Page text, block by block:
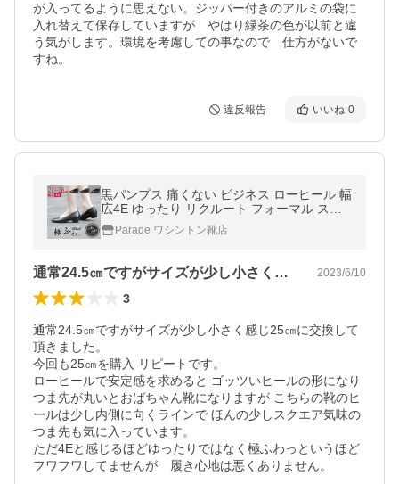
が入ってるように思えない。ジッパー付きのアルミの袋に
入れ替えて保存していますが　やはり緑茶の色が以前と違
う気がします。環境を考慮しての事なので　仕方がないで
すね。
違反報告 いいね 0
黒パンプス 痛くない ビジネス ローヒール 幅
広4E ゆったり リクルート フォーマル スト
ラップ オフィス 仕事 靴 レディース 極ふわ
っ 19141
Parade ワシントン靴店
通常24.5㎝ですがサイズが少し小さく… 2023/6/10
3
通常24.5㎝ですがサイズが少し小さく感じ25㎝に交換して
頂きました。
今回も25㎝を購入 リピートです。
ローヒールで安定感を求めると ゴッツいヒールの形になり
つま先が丸いとおばちゃん靴になりますが こちらの靴のヒ
ールは少し内側に向くラインで ほんの少しスクエア気味の
つま先も気に入っています。
ただ4Eと感じるほどゆったりではなく極ふわっというほど
フワフワしてませんが　履き心地は悪くありません。